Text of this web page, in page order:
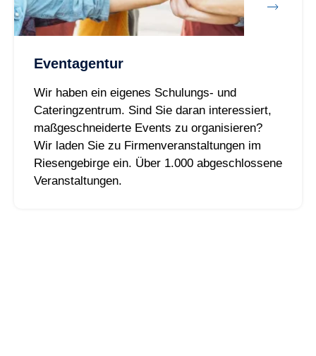
Eventagentur
Wir haben ein eigenes Schulungs- und
Cateringzentrum. Sind Sie daran interessiert,
maßgeschneiderte Events zu organisieren?
Wir laden Sie zu Firmenveranstaltungen im
Riesengebirge ein. Über 1.000 abgeschlossene
Veranstaltungen.